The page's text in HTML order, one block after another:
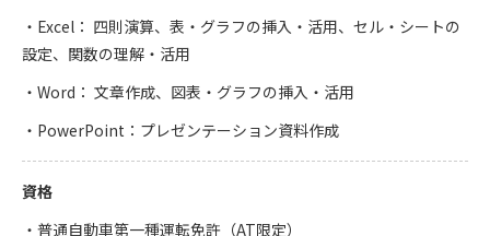
・Excel： 四則演算、表・グラフの挿入・活用、セル・シートの
設定、関数の理解・活用
・Word： 文章作成、図表・グラフの挿入・活用
・PowerPoint：プレゼンテーション資料作成
資格
・普通自動車第一種運転免許（AT限定）